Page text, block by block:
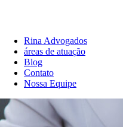
Rina Advogados
áreas de atuação
Blog
Contato
Nossa Equipe